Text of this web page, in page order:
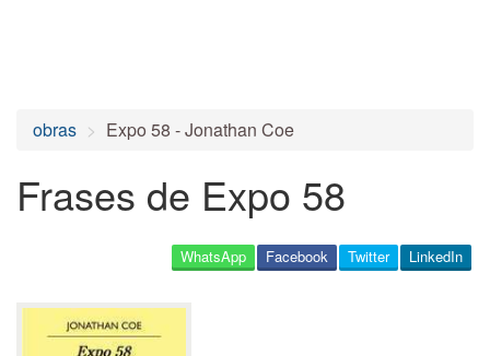
obras Expo 58 - Jonathan Coe
Frases de Expo 58
LinkedIn
Twitter
Facebook
WhatsApp